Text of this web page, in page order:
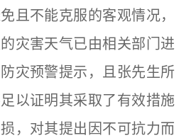
且不能克服的客观情况，
灾害天气已由相关部门进
灾预警提示，且张先生所
以证明其采取了有效措施
，对其提出因不可抗力而